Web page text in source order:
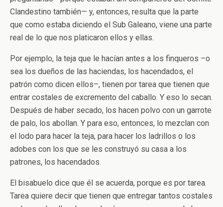
Clandestino también— y, entonces, resulta que la parte
que como estaba diciendo el Sub Galeano, viene una parte
real de lo que nos platicaron ellos y ellas.
Por ejemplo, la teja que le hacían antes a los finqueros –o
sea los dueños de las haciendas, los hacendados, el
patrón como dicen ellos–, tienen por tarea que tienen que
entrar costales de excremento del caballo. Y eso lo secan.
Después de haber secado, los hacen polvo con un garrote
de palo, los abollan. Y para eso, entonces, lo mezclan con
el lodo para hacer la teja, para hacer los ladrillos o los
adobes con los que se les construyó su casa a los
patrones, los hacendados.
El bisabuelo dice que él se acuerda, porque es por tarea.
Tarea quiere decir que tienen que entregar tantos costales